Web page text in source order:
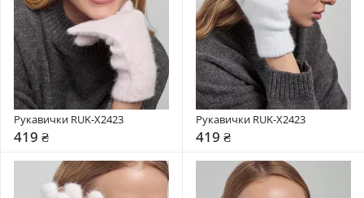
Рукавички RUK-X2423
419 ₴
Рукавички RUK-X2423
419 ₴